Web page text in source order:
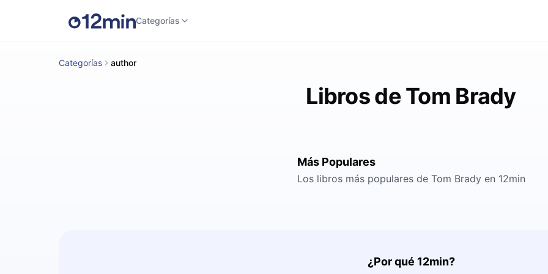
Categorías
Categorías author
Libros de Tom Brady
Más Populares
Los libros más populares de Tom Brady en 12min
¿Por qué 12min?